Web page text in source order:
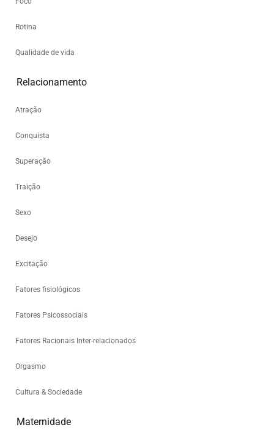
Rotina
Qualidade de vida
Relacionamento
Atração
Conquista
Superação
Traição
Sexo
Desejo
Excitação
Fatores fisiológicos
Fatores Psicossociais
Fatores Racionais Inter-relacionados
Orgasmo
Cultura & Sociedade
Maternidade